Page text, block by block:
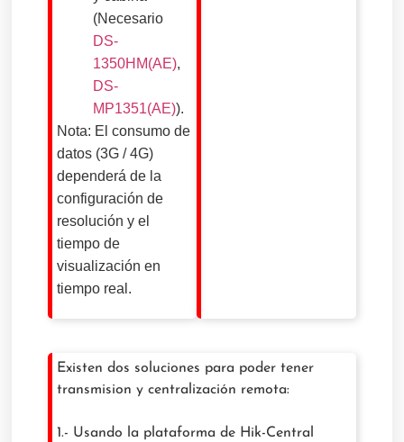
(Necesario
DS-
1350HM(AE),
DS-
MP1351(AE)).
Nota: El consumo de
datos (3G / 4G)
dependerá de la
configuración de
resolución y el
tiempo de
visualización en
tiempo real.
Existen dos soluciones para poder tener
transmision y centralización remota:
1.- Usando la plataforma de Hik-Central